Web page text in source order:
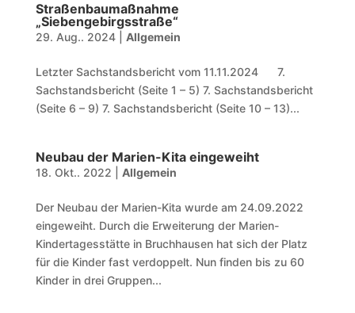
Straßenbaumaßnahme
„Siebengebirgsstraße“
29. Aug.. 2024| Allgemein
Letzter Sachstandsbericht vom 11.11.2024 7.
Sachstandsbericht (Seite 1 – 5) 7. Sachstandsbericht
(Seite 6 – 9) 7. Sachstandsbericht (Seite 10 – 13)...
Neubau der Marien-Kita eingeweiht
18. Okt.. 2022 Allgemein
Der Neubau der Marien-Kita wurde am 24.09.2022
eingeweiht. Durch die Erweiterung der Marien-
Kindertagesstätte in Bruchhausen hat sich der Platz
für die Kinder fast verdoppelt. Nun finden bis zu 60
Kinder in drei Gruppen...